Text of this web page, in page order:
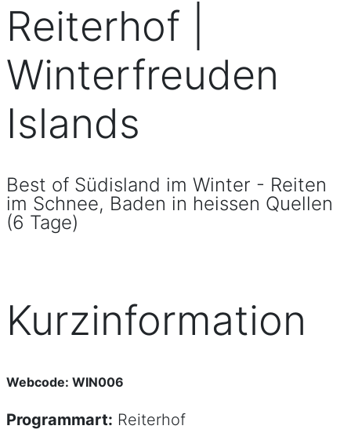
Reiterhof |
Winterfreuden
Islands
Best of Südisland im Winter - Reiten
im Schnee, Baden in heissen Quellen
(6 Tage)
Kurzinformation
Webcode: WIN006
Programmart: Reiterhof